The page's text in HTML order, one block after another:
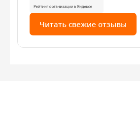
Читать свежие отзывы